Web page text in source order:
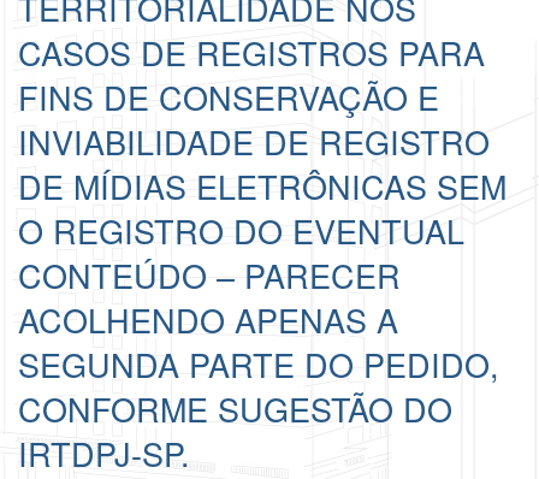
CASOS DE REGISTROS PARA
FINS DE CONSERVAÇÃO E
INVIABILIDADE DE REGISTRO
DE MÍDIAS ELETRÔNICAS SEM
O REGISTRO DO EVENTUAL
CONTEÚDO – PARECER
ACOLHENDO APENAS A
SEGUNDA PARTE DO PEDIDO,
CONFORME SUGESTÃO DO
IRTDPJ-SP.